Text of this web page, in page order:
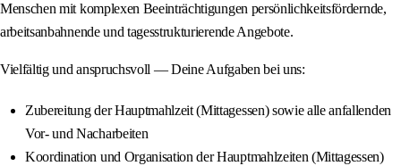
Menschen mit komplexen Beeinträchtigungen persönlichkeitsfördernde,
arbeitsanbahnende und tagesstrukturierende Angebote.
Vielfältig und anspruchsvoll — Deine Aufgaben bei uns:
Zubereitung der Hauptmahlzeit (Mittagessen) sowie alle anfallenden
Vor- und Nacharbeiten
Koordination und Organisation der Hauptmahlzeiten (Mittagessen)